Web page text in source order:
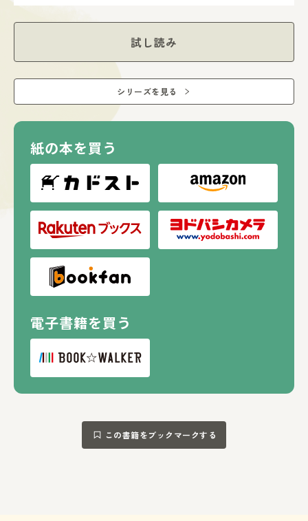
試し読み
シリーズを見る
紙の本を買う
電子書籍を買う
この書籍をブックマークする